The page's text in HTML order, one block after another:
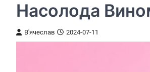
Насолода
В'ячеслав 2024-07-11